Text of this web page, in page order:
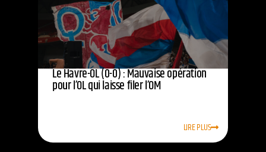
Le Havre-OL (0-0) : Mauvaise opération
pour l’OL qui laisse filer l’OM
LIRE PLUS